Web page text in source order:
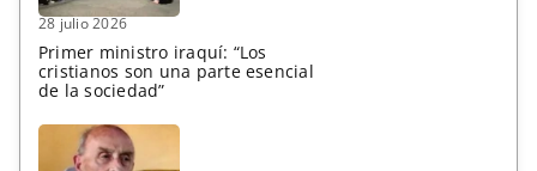
28 julio 2026
Primer ministro iraquí: “Los
cristianos son una parte esencial
de la sociedad”